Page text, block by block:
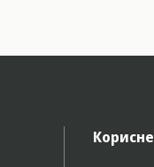
Корисне